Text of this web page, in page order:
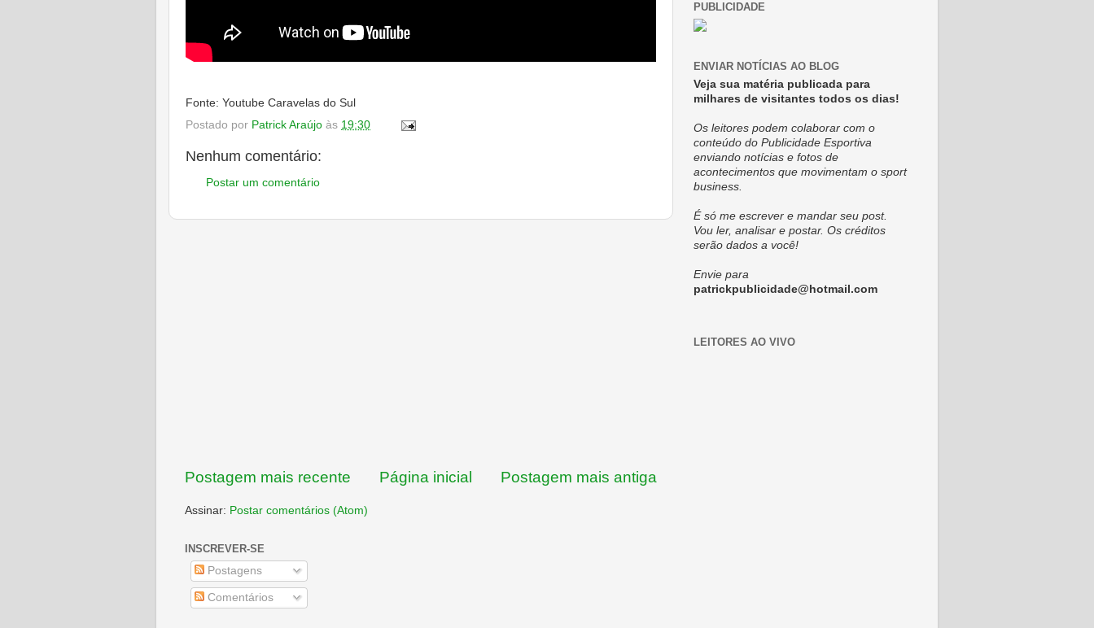
Fonte: Youtube Caravelas do Sul
Postado por Patrick Araújo às 19:30
Nenhum comentário:
Postar um comentário
Postagem mais recente Postagem mais antiga
Página inicial
Assinar: Postar comentários (Atom)
INSCREVER-SE
Postagens
Comentários
PUBLICIDADE
ENVIAR NOTÍCIAS AO BLOG
Veja sua matéria publicada para
milhares de visitantes todos os dias!
Os leitores podem colaborar com o
conteúdo do Publicidade Esportiva
enviando notícias e fotos de
acontecimentos que movimentam o sport
business.
É só me escrever e mandar seu post.
Vou ler, analisar e postar. Os créditos
serão dados a você!
Envie para
patrickpublicidade@hotmail.com
LEITORES AO VIVO